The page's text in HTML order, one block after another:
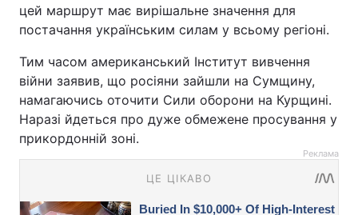
цей маршрут має вирішальне значення для
постачання українським силам у всьому регіоні.
Тим часом американський Інститут вивчення
війни заявив, що росіяни зайшли на Сумщину,
намагаючись оточити Сили оборони на Курщині.
Наразі йдеться про дуже обмежене просування у
прикордонній зоні.
Реклама